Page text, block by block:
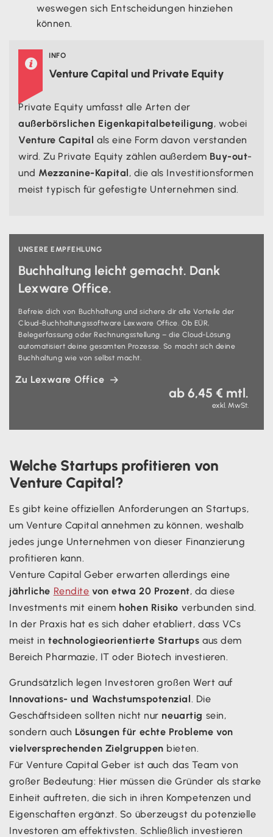
weswegen sich Entscheidungen hinziehen
können.
 INFO
Venture Capital und Private Equity
Private Equity umfasst alle Arten der
außerbörslichen Eigenkapitalbeteiligung, wobei
Venture Capital als eine Form davon verstanden
wird. Zu Private Equity zählen außerdem Buy-out-
und Mezzanine-Kapital, die als Investitionsformen
meist typisch für gefestigte Unternehmen sind.
UNSERE EMPFEHLUNG
Buchhaltung leicht gemacht. Dank
Lexware Office.
Befreie dich von Buchhaltung und sichere dir alle Vorteile der
Cloud-Buchhaltungssoftware Lexware Office. Ob EÜR,
Belegerfassung oder Rechnungsstellung – die Cloud-Lösung
automatisiert deine gesamten Prozesse. So macht sich deine
Buchhaltung wie von selbst macht.
Zu Lexware Office
ab 6,45 € mtl.
exkl. MwSt.
Welche Startups profitieren von
Venture Capital?
Es gibt keine offiziellen Anforderungen an Startups,
um Venture Capital annehmen zu können, weshalb
jedes junge Unternehmen von dieser Finanzierung
profitieren kann.
Venture Capital Geber erwarten allerdings eine
jährliche Rendite von etwa 20 Prozent, da diese
Investments mit einem hohen Risiko verbunden sind.
In der Praxis hat es sich daher etabliert, dass VCs
meist intechnologieorientierte Startups aus dem
Bereich Pharmazie, IT oder Biotech investieren.
Grundsätzlich legen Investoren großen Wert auf
Innovations- und Wachstumspotenzial. Die
Geschäftsideen sollten nicht nur neuartig sein,
sondern auch Lösungen für echte Probleme von
vielversprechenden Zielgruppen bieten.
Für Venture Capital Geber ist auch das Team von
großer Bedeutung: Hier müssen die Gründer als starke
Einheit auftreten, die sich in ihren Kompetenzen und
Eigenschaften ergänzt. So überzeugst du potenzielle
Investoren am effektivsten. Schließlich investieren